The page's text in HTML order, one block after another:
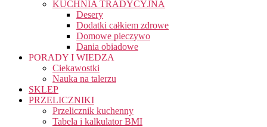
KUCHNIA TRADYCYJNA
Desery
Dodatki całkiem zdrowe
Domowe pieczywo
Dania obiadowe
PORADY I WIEDZA
Ciekawostki
Nauka na talerzu
SKLEP
PRZELICZNIKI
Przelicznik kuchenny
Tabela i kalkulator BMI